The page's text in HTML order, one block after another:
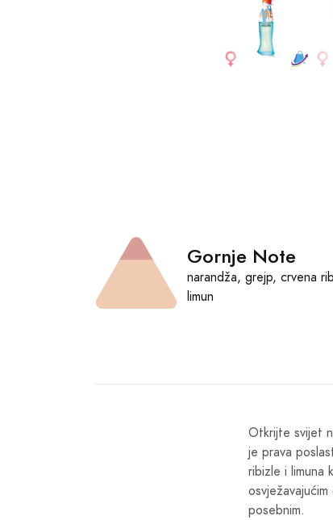
Gornje Note
narandža, grejp, сrvena
limun
Otkrijte svijet
je prava
ribizle i limuna
posebnim.